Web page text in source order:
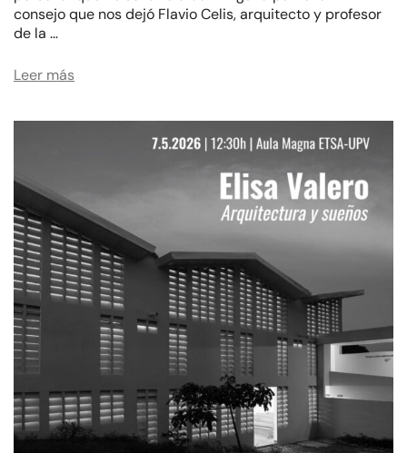
consejo que nos dejó Flavio Celis, arquitecto y profesor
de la …
Leer más